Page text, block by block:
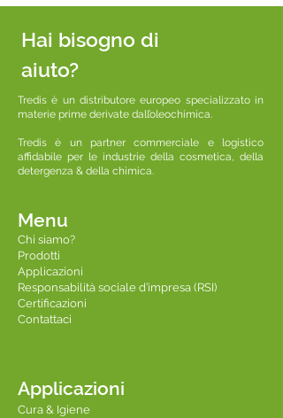
Hai bisogno di
aiuto?
Tredis è un distributore europeo specializzato in
materie prime derivate dall’oleochimica.
Tredis è un partner commerciale e logistico
affidabile per le industrie della cosmetica, della
detergenza & della chimica.
Chi siamo?
Prodotti
Applicazioni
Responsabilità sociale d’impresa (RSI)
Certificazioni
Contattaci
Menu
Applicazioni
Cura & Igiene